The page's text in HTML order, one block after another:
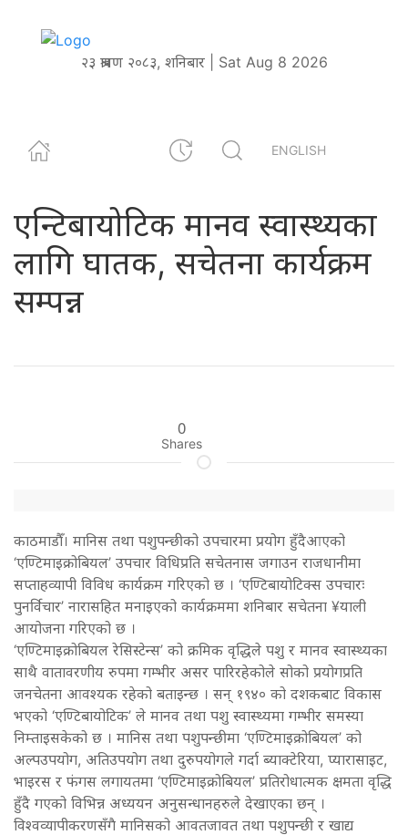
२३ श्रावण २०८३, शनिबार | Sat Aug 8 2026
ENGLISH
एन्टिबायोटिक मानव स्वास्थ्यका
लागि घातक, सचेतना कार्यक्रम
सम्पन्न
0
Shares
काठमाडौँ। मानिस तथा पशुपन्छीको उपचारमा प्रयोग हुँदैआएको
‘एण्टिमाइक्रोबियल’ उपचार विधिप्रति सचेतनास जगाउन राजधानीमा
सप्ताहव्यापी विविध कार्यक्रम गरिएको छ । ‘एण्टिबायोटिक्स उपचारः
पुनर्विचार’ नारासहित मनाइएको कार्यक्रममा शनिबार सचेतना ¥याली
आयोजना गरिएको छ ।
‘एण्टिमाइक्रोबियल रेसिस्टेन्स’ को क्रमिक वृद्धिले पशु र मानव स्वास्थ्यका
साथै वातावरणीय रुपमा गम्भीर असर पारिरहेकोले सोको प्रयोगप्रति
जनचेतना आवश्यक रहेको बताइन्छ । सन् १९४० को दशकबाट विकास
भएको ‘एण्टिबायोटिक’ ले मानव तथा पशु स्वास्थ्यमा गम्भीर समस्या
निम्ताइसकेको छ । मानिस तथा पशुपन्छीमा ‘एण्टिमाइक्रोबियल’ को
अल्पउपयोग, अतिउपयोग तथा दुरुपयोगले गर्दा ब्याक्टेरिया, प्यारासाइट,
भाइरस र फंगस लगायतमा ‘एण्टिमाइक्रोबियल’ प्रतिरोधात्मक क्षमता वृद्धि
हुँदै गएको विभिन्न अध्ययन अनुसन्धानहरुले देखाएका छन् ।
विश्वव्यापीकरणसँगै मानिसको आवतजावत तथा पशुपन्छी र खाद्य